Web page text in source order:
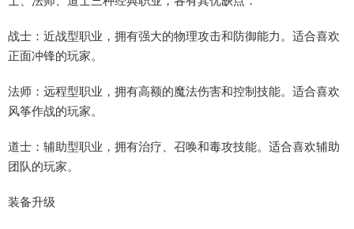
战士：近战型职业，拥有强大的物理攻击和防御能力。适合喜欢
正面冲锋的玩家。
法师：远程型职业，拥有高额的魔法伤害和控制技能。适合喜欢
风筝作战的玩家。
道士：辅助型职业，拥有治疗、召唤和毒攻技能。适合喜欢辅助
团队的玩家。
装备升级